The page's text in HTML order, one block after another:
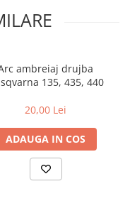
ambreiaj drujba
135, 435, 440
20,00 Lei
ADAUGA IN COS